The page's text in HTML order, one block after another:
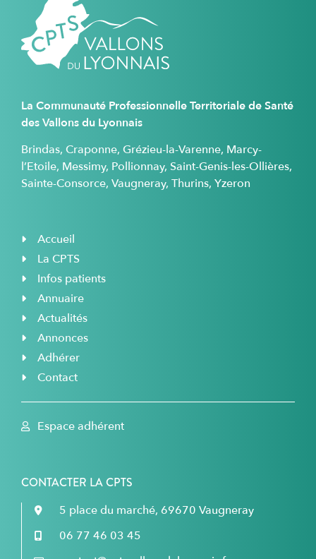
La Communauté Professionnelle Territoriale de Santé
des Vallons du Lyonnais
Brindas, Craponne, Grézieu-la-Varenne, Marcy-
l’Etoile, Messimy, Pollionnay, Saint-Genis-les-Ollières,
Sainte-Consorce, Vaugneray, Thurins, Yzeron
Accueil
La CPTS
Infos patients
Annuaire
Actualités
Annonces
Adhérer
Contact
Espace adhérent
CONTACTER LA CPTS
5 place du marché, 69670 Vaugneray
06 77 46 03 45